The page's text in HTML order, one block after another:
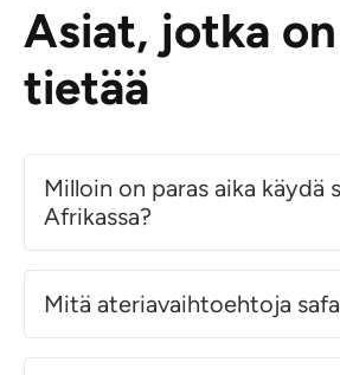
Asiat, jotka
tietää
Milloin on paras aika käydä
Afrikassa?
Mitä ateriavaihtoehtoja